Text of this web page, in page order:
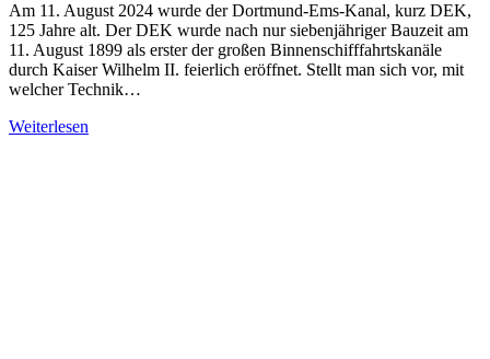
Am 11. August 2024 wurde der Dortmund-Ems-Kanal, kurz DEK,
125 Jahre alt. Der DEK wurde nach nur siebenjähriger Bauzeit am
11. August 1899 als erster der großen Binnenschifffahrtskanäle
durch Kaiser Wilhelm II. feierlich eröffnet. Stellt man sich vor, mit
welcher Technik…
Weiterlesen